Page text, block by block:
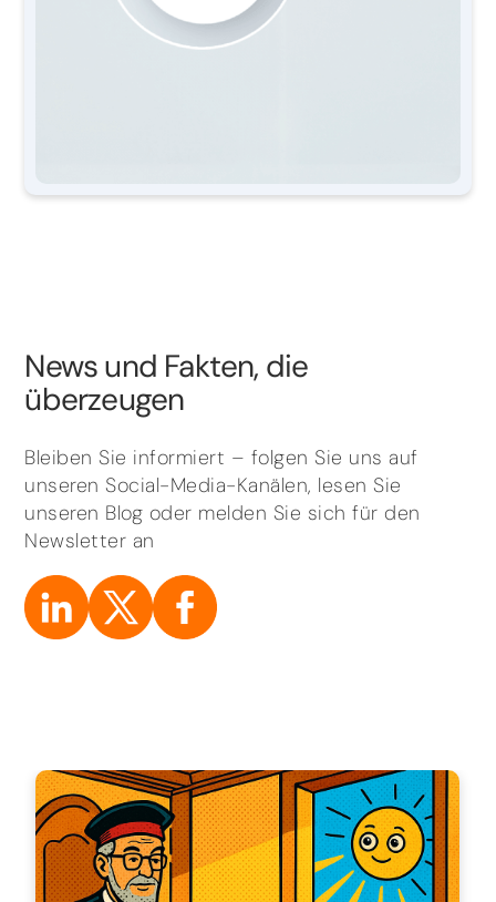
News und Fakten, die
überzeugen
Bleiben Sie informiert – folgen Sie uns auf
unseren Social-Media-Kanälen, lesen Sie
unseren Blog oder melden Sie sich für den
Newsletter an